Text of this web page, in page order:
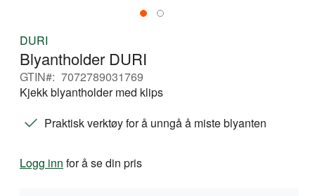
begynnelsen
bildegalleri
DURI
Blyantholder DURI
GTIN
7072789031769
Kjekk blyantholder med klips
Praktisk verktøy for å unngå å miste blyanten
Logg inn for å se din pris